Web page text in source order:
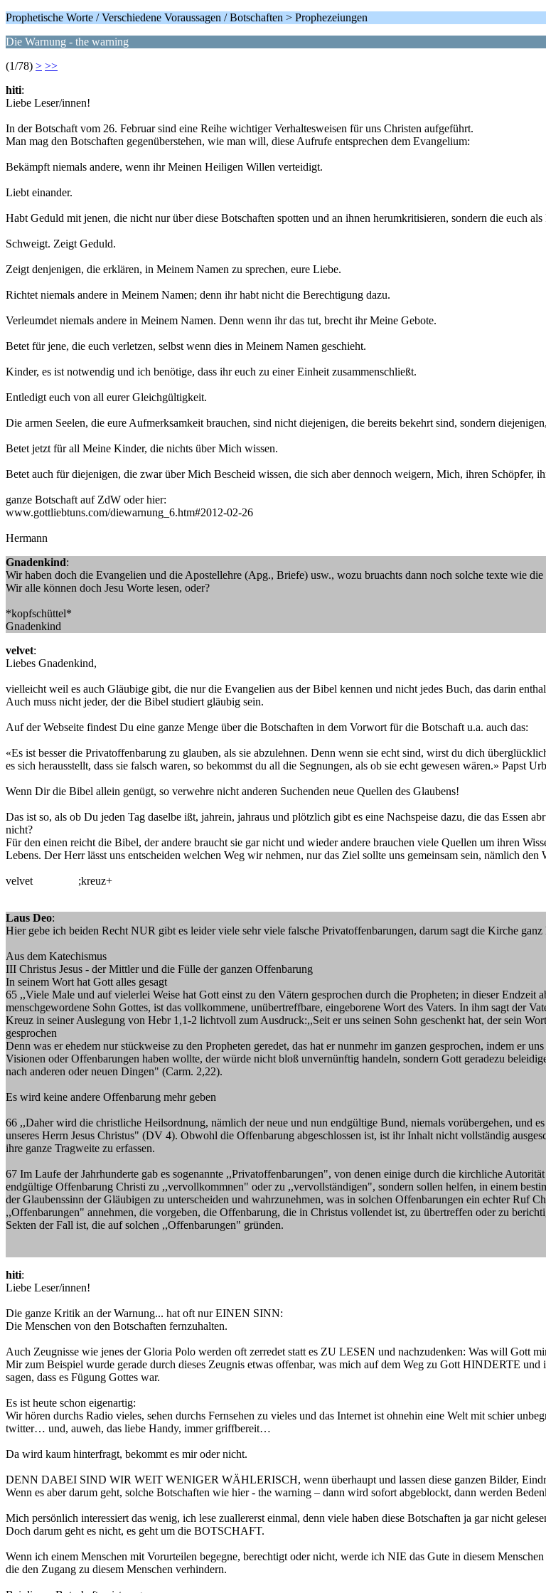
Prophetische Worte / Verschiedene Voraussagen / Botschaften > Prophezeiungen
Die Warnung - the warning
(1/78) > >>
hiti:
Liebe Leser/innen!
In der Botschaft vom 26. Februar sind eine Reihe wichtiger Verhaltesweisen für uns Christen aufgeführt.
Man mag den Botschaften gegenüberstehen, wie man will, diese Aufrufe entsprechen dem Evangelium:
Bekämpft niemals andere, wenn ihr Meinen Heiligen Willen verteidigt.
Liebt einander.
Habt Geduld mit jenen, die nicht nur über diese Botschaften spotten und an ihnen herumkritisieren, sondern die euch
Schweigt. Zeigt Geduld.
Zeigt denjenigen, die erklären, in Meinem Namen zu sprechen, eure Liebe.
Richtet niemals andere in Meinem Namen; denn ihr habt nicht die Berechtigung dazu.
Verleumdet niemals andere in Meinem Namen. Denn wenn ihr das tut, brecht ihr Meine Gebote.
Betet für jene, die euch verletzen, selbst wenn dies in Meinem Namen geschieht.
Kinder, es ist notwendig und ich benötige, dass ihr euch zu einer Einheit zusammenschließt.
Entledigt euch von all eurer Gleichgültigkeit.
Die armen Seelen, die eure Aufmerksamkeit brauchen, sind nicht diejenigen, die bereits bekehrt sind, sondern
Betet jetzt für all Meine Kinder, die nichts über Mich wissen.
Betet auch für diejenigen, die zwar über Mich Bescheid wissen, die sich aber dennoch weigern, Mich, ihren Schöpfer,
ganze Botschaft auf ZdW oder hier:
www.gottliebtuns.com/diewarnung_6.htm#2012-02-26
Hermann
Gnadenkind:
Wir haben doch die Evangelien und die Apostellehre (Apg., Briefe) usw., wozu bruachts dann noch solche texte wie
Wir alle können doch Jesu Worte lesen, oder?
*kopfschüttel*
Gnadenkind
velvet:
Liebes Gnadenkind,
vielleicht weil es auch Gläubige gibt, die nur die Evangelien aus der Bibel kennen und nicht jedes Buch, das darin
Auch muss nicht jeder, der die Bibel studiert gläubig sein.
Auf der Webseite findest Du eine ganze Menge über die Botschaften in dem Vorwort für die Botschaft u.a. auch das:
«Es ist besser die Privatoffenbarung zu glauben, als sie abzulehnen. Denn wenn sie echt sind, wirst du dich
es sich herausstellt, dass sie falsch waren, so bekommst du all die Segnungen, als ob sie echt gewesen wären.» Papst
Wenn Dir die Bibel allein genügt, so verwehre nicht anderen Suchenden neue Quellen des Glaubens!
Das ist so, als ob Du jeden Tag daselbe ißt, jahrein, jahraus und plötzlich gibt es eine Nachspeise dazu, die das Essen
nicht?
Für den einen reicht die Bibel, der andere braucht sie gar nicht und wieder andere brauchen viele Quellen um ihren
Lebens. Der Herr lässt uns entscheiden welchen Weg wir nehmen, nur das Ziel sollte uns gemeinsam sein, nämlich den
velvet ;kreuz+
Laus Deo:
Hier gebe ich beiden Recht NUR gibt es leider viele sehr viele falsche Privatoffenbarungen, darum sagt die Kirche ganz
Aus dem Katechismus
III Christus Jesus - der Mittler und die Fülle der ganzen Offenbarung
In seinem Wort hat Gott alles gesagt
65 ,,Viele Male und auf vielerlei Weise hat Gott einst zu den Vätern gesprochen durch die Propheten; in dieser Endzeit
menschgewordene Sohn Gottes, ist das vollkommene, unübertreffbare, eingeborene Wort des Vaters. In ihm sagt der
Kreuz in seiner Auslegung von Hebr 1,1-2 lichtvoll zum Ausdruck:,,Seit er uns seinen Sohn geschenkt hat, der sein
gesprochen
Denn was er ehedem nur stückweise zu den Propheten geredet, das hat er nunmehr im ganzen gesprochen, indem er
Visionen oder Offenbarungen haben wollte, der würde nicht bloß unvernünftig handeln, sondern Gott geradezu
nach anderen oder neuen Dingen" (Carm. 2,22).
Es wird keine andere Offenbarung mehr geben
66 ,,Daher wird die christliche Heilsordnung, nämlich der neue und nun endgültige Bund, niemals vorübergehen, und
unseres Herrn Jesus Christus" (DV 4). Obwohl die Offenbarung abgeschlossen ist, ist ihr Inhalt nicht vollständig
ihre ganze Tragweite zu erfassen.
67 Im Laufe der Jahrhunderte gab es sogenannte ,,Privatoffenbarungen", von denen einige durch die kirchliche
endgültige Offenbarung Christi zu ,,vervollkommnen" oder zu ,,vervollständigen", sondern sollen helfen, in einem
der Glaubenssinn der Gläubigen zu unterscheiden und wahrzunehmen, was in solchen Offenbarungen ein echter Ruf
,,Offenbarungen" annehmen, die vorgeben, die Offenbarung, die in Christus vollendet ist, zu übertreffen oder zu
Sekten der Fall ist, die auf solchen ,,Offenbarungen" gründen.
hiti:
Liebe Leser/innen!
Die ganze Kritik an der Warnung... hat oft nur EINEN SINN:
Die Menschen von den Botschaften fernzuhalten.
Auch Zeugnisse wie jenes der Gloria Polo werden oft zerredet statt es ZU LESEN und nachzudenken: Was will Gott
Mir zum Beispiel wurde gerade durch dieses Zeugnis etwas offenbar, was mich auf dem Weg zu Gott HINDERTE
sagen, dass es Fügung Gottes war.
Es ist heute schon eigenartig:
Wir hören durchs Radio vieles, sehen durchs Fernsehen zu vieles und das Internet ist ohnehin eine Welt mit schier
twitter… und, auweh, das liebe Handy, immer griffbereit…
Da wird kaum hinterfragt, bekommt es mir oder nicht.
DENN DABEI SIND WIR WEIT WENIGER WÄHLERISCH, wenn überhaupt und lassen diese ganzen Bilder,
Wenn es aber darum geht, solche Botschaften wie hier - the warning – dann wird sofort abgeblockt, dann werden
Mich persönlich interessiert das wenig, ich lese zuallererst einmal, denn viele haben diese Botschaften ja gar nicht
Doch darum geht es nicht, es geht um die BOTSCHAFT.
Wenn ich einem Menschen mit Vorurteilen begegne, berechtigt oder nicht, werde ich NIE das Gute in diesem
die den Zugang zu diesem Menschen verhindern.